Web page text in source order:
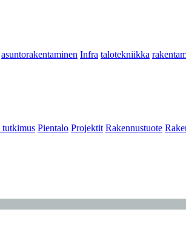
asuntorakentaminen Infra talotekniikka
Pientalo Projektit Rakennustuote